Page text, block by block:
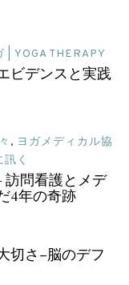
| YOGA THERAPY
ビデンスと実践
, ヨガメディカル協
く
問看護とメデ
4年の奇跡
切さ–脳のデフ